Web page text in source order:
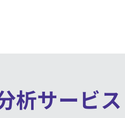
析サービス